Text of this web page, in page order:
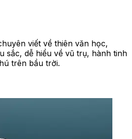
viết về thiên văn học,
sắc, dễ hiểu về vũ trụ, hành tinh
trên bầu trời.